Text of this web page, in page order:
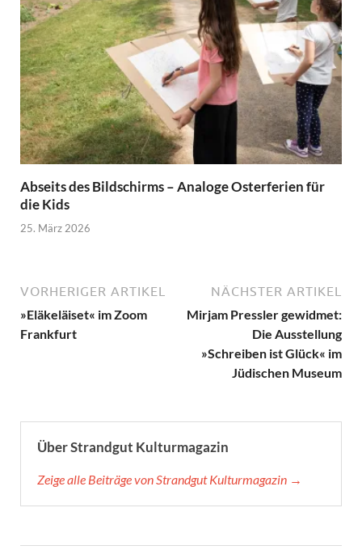
Abseits des Bildschirms – Analoge Osterferien für
die Kids
25. März 2026
VORHERIGER ARTIKEL
»Eläkeläiset« im Zoom
Frankfurt
NÄCHSTER ARTIKEL
Mirjam Pressler gewidmet:
Die Ausstellung
»Schreiben ist Glück« im
Jüdischen Museum
Über Strandgut Kulturmagazin
Zeige alle Beiträge von Strandgut Kulturmagazin →